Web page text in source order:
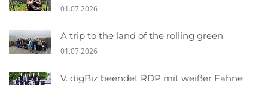
01.07.2026
A trip to the land of the rolling green
01.07.2026
V. digBiz beendet RDP mit weißer Fahne